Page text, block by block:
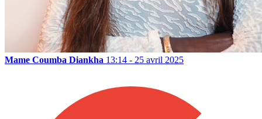
Mame Coumba Diankha 13:14 - 25 avril 2025